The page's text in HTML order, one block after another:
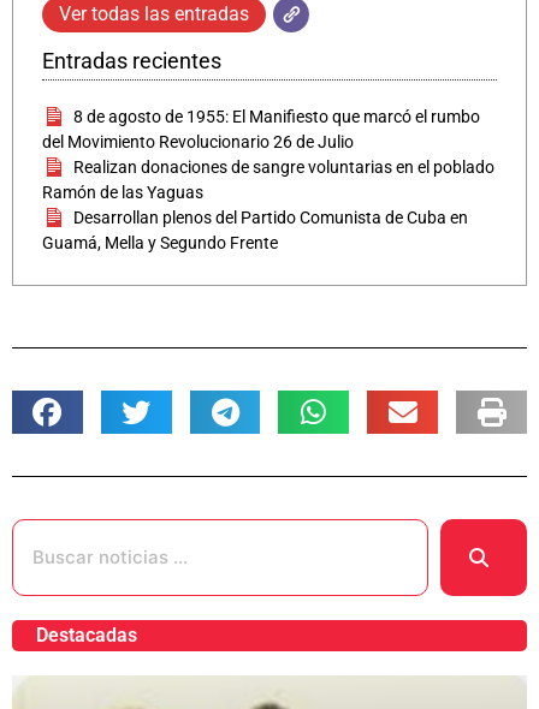
Ver todas las entradas
Entradas recientes
8 de agosto de 1955: El Manifiesto que marcó el rumbo
del Movimiento Revolucionario 26 de Julio
Realizan donaciones de sangre voluntarias en el poblado
Ramón de las Yaguas
Desarrollan plenos del Partido Comunista de Cuba en
Guamá, Mella y Segundo Frente
Destacadas